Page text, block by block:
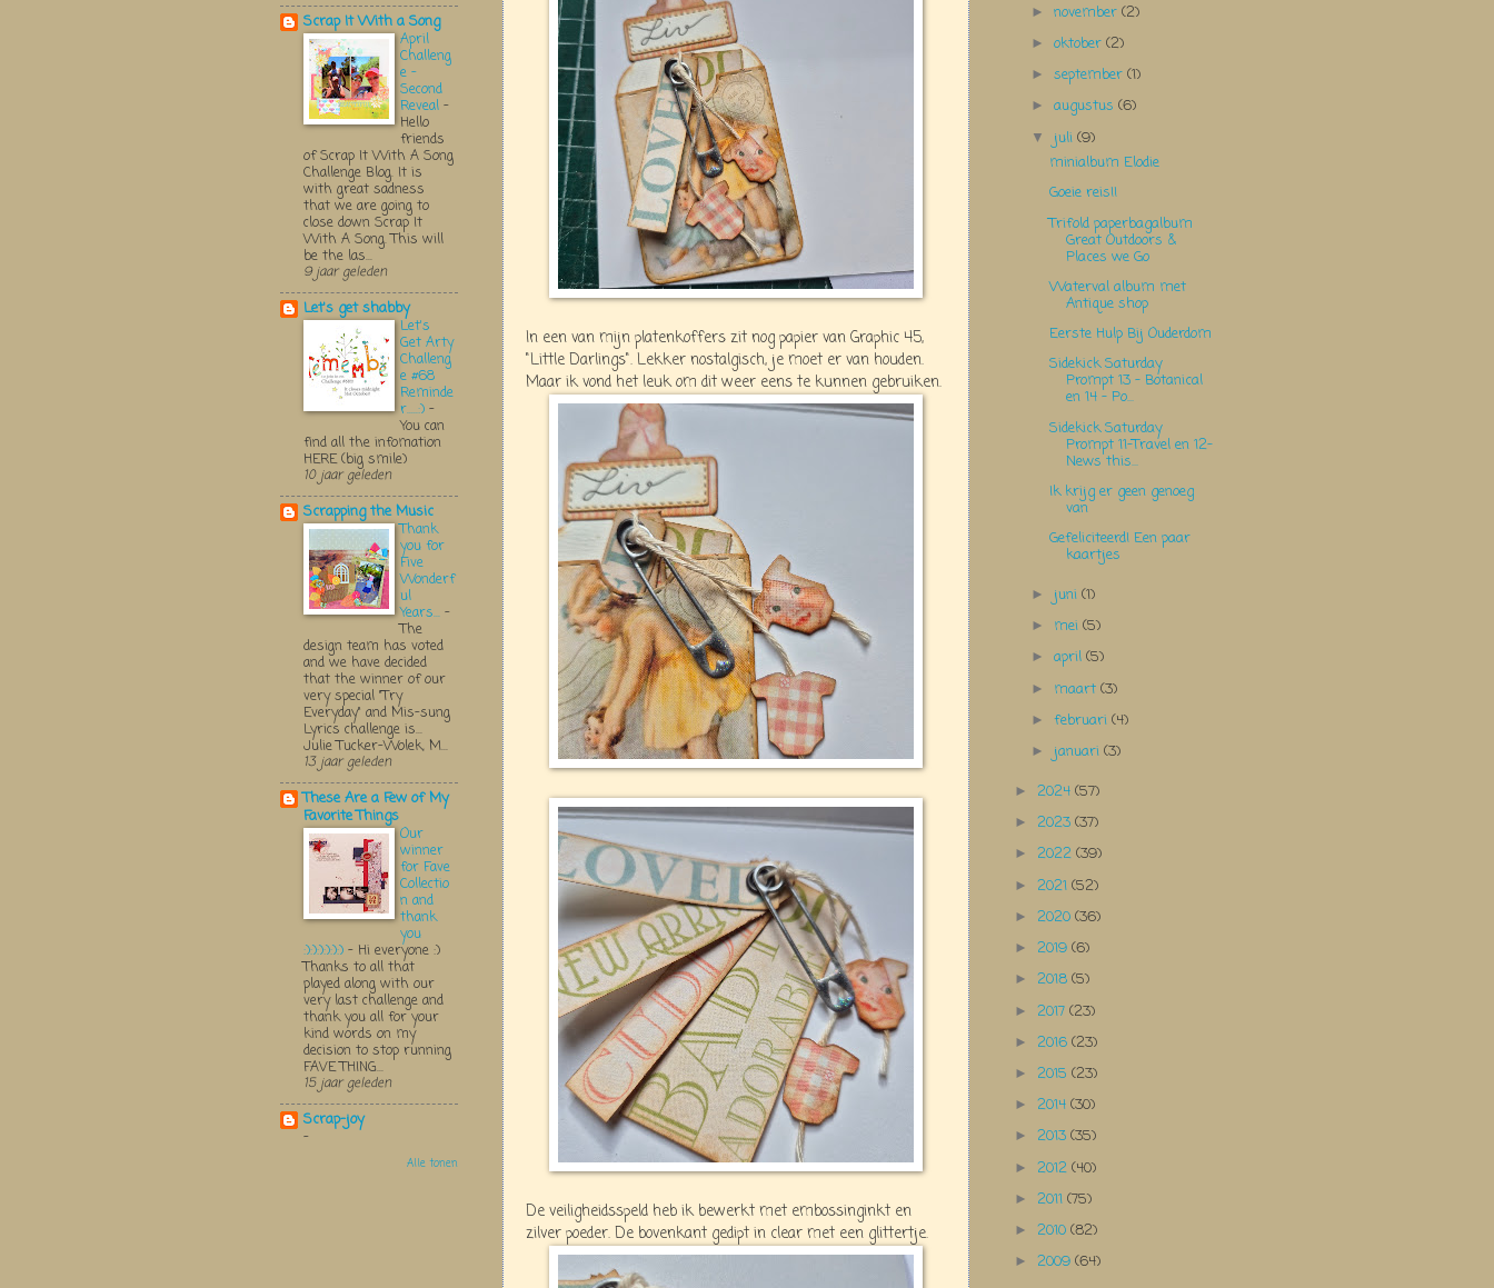
In een van mijn platenkoffers zit nog papier van Graphic 45,
"Little Darlings". Lekker nostalgisch, je moet er van houden.
Maar ik vond het leuk om dit weer eens te kunnen gebruiken.
De veiligheidsspeld heb ik bewerkt met embossinginkt en
zilver poeder. De bovenkant gedipt in clear met een glittertje.
Scrap It With a Song
April
Challeng
e -
Second
Reveal -
Hello
friends
of Scrap It With A Song
Challenge Blog. It is
with great sadness
that we are going to
close down Scrap It
With A Song. This will
be the las...
9 jaar geleden
Let's get shabby
Let's
Get Arty
Challeng
e #68
Reminde
r.....:) -
You can
find all the infomation
HERE (big smile)
10 jaar geleden
Scrapping the Music
Thank
you for
Five
Wonderf
ul
Years... -
The
design team has voted
and we have decided
that the winner of our
very special "Try
Everyday" and Mis-sung
Lyrics challenge is...
Julie Tucker-Wolek, M...
13 jaar geleden
These Are a Few of My
Favorite Things
Our
winner
for Fave
Collectio
n and
thank
you
:):):):):):) - Hi everyone :)
Thanks to all that
played along with our
very last challenge and
thank you all for your
kind words on my
decision to stop running
FAVE THING...
15 jaar geleden
Scrap-joy
-
Alle tonen
►november(2)
►oktober(2)
►september(1)
►augustus(6)
▼ juli(9)
minialbum Elodie
Goeie reis!!
Trifold paperbagalbum
Great Outdoors &
Places we Go
Waterval album met
Antique shop
Eerste Hulp Bij Ouderdom
Sidekick Saturday
Prompt 13 - Botanical
en 14 - Po...
Sidekick Saturday
Prompt 11-Travel en 12-
News this...
Ik krijg er geen genoeg
van
Gefeliciteerd! Een paar
kaartjes
► juni(1)
► mei(5)
►april(5)
► maart(3)
►februari(4)
► januari(3)
► 2024 (57)
► 2023 (37)
► 2022 (39)
► 2021 (52)
► 2020 (36)
► 2019 (6)
► 2018 (5)
► 2017 (23)
► 2016 (23)
► 2015 (23)
► 2014 (30)
► 2013 (35)
► 2012 (40)
► 2011 (75)
► 2010 (82)
► 2009 (64)